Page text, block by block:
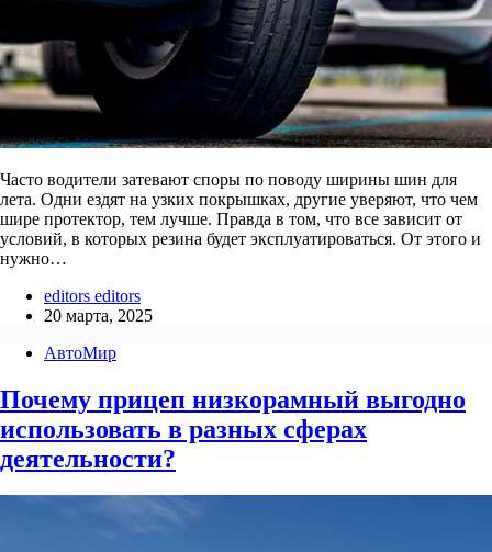
Часто водители затевают споры по поводу ширины шин для
лета. Одни ездят на узких покрышках, другие уверяют, что чем
шире протектор, тем лучше. Правда в том, что все зависит от
условий, в которых резина будет эксплуатироваться. От этого и
нужно…
editors editors
20 марта, 2025
АвтоМир
Почему прицеп низкорамный выгодно
использовать в разных сферах
деятельности?